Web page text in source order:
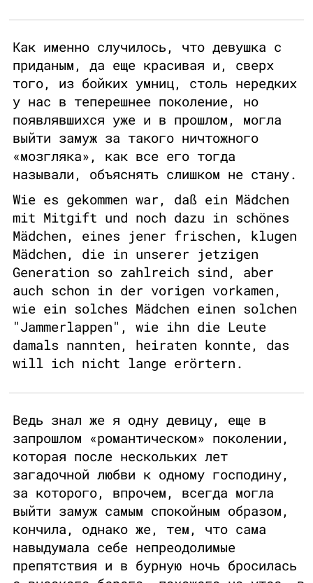
Как именно случилось, что девушка с
приданым, да еще красивая и, сверх
того, из бойких умниц, столь нередких
у нас в теперешнее поколение, но
появлявшихся уже и в прошлом, могла
выйти замуж за такого ничтожного
«мозгляка», как все его тогда
называли, объяснять слишком не стану.
Wie es gekommen war, daß ein Mädchen
mit Mitgift und noch dazu in schönes
Mädchen, eines jener frischen, klugen
Mädchen, die in unserer jetzigen
Generation so zahlreich sind, aber
auch schon in der vorigen vorkamen,
wie ein solches Mädchen einen solchen
"Jammerlappen", wie ihn die Leute
damals nannten, heiraten konnte, das
will ich nicht lange erörtern.
Ведь знал же я одну девицу, еще в
запрошлом «романтическом» поколении,
которая после нескольких лет
загадочной любви к одному господину,
за которого, впрочем, всегда могла
выйти замуж самым спокойным образом,
кончила, однако же, тем, что сама
навыдумала себе непреодолимые
препятствия и в бурную ночь бросилась